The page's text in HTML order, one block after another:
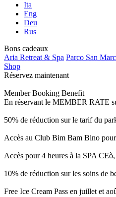
Ita
Eng
Deu
Rus
Bons cadeaux
Aria Retreat & Spa Parco San
Shop
Réservez maintenant
Member Booking Benefit
En réservant le MEMBER RATE
50% de réduction sur le tarif du
Accès au Club Bim Bam Bino
Accès pour 4 heures à la SPA
10% de réduction sur les soins de
Free Ice Cream Pass en juillet et